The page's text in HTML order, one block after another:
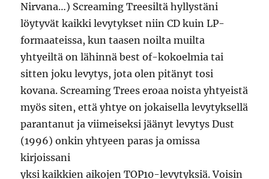
Nirvana…) Screaming Treesiltä hyllystäni
löytyvät kaikki levytykset niin CD kuin LP-
formaateissa, kun taasen noilta muilta
yhtyeiltä on lähinnä best of-kokoelmia tai
sitten joku levytys, jota olen pitänyt tosi
kovana. Screaming Trees eroaa noista yhtyeistä
myös siten, että yhtye on jokaisella levytyksellä
parantanut ja viimeiseksi jäänyt levytys Dust
(1996) onkin yhtyeen paras ja omissa
kirjoissani
yksi kaikkien aikojen TOP10-levytyksiä. Voisin